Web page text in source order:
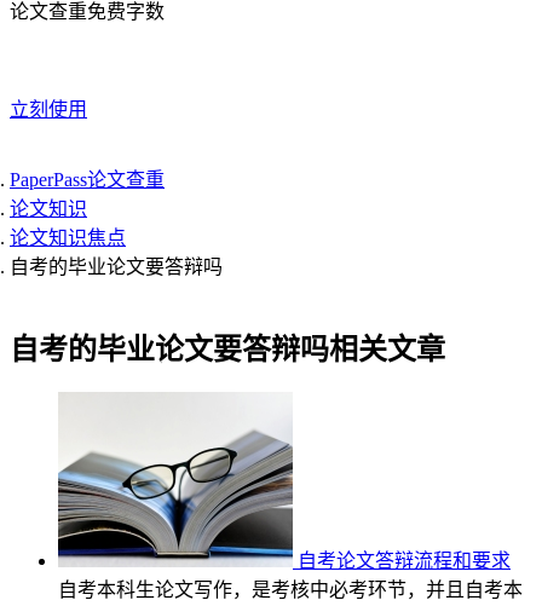
论文查重免费字数
立刻使用
PaperPass论文查重
论文知识
论文知识焦点
自考的毕业论文要答辩吗
自考的毕业论文要答辩吗相关文章
自考论文答辩流程和要求
自考本科生论文写作，是考核中必考环节，并且自考本